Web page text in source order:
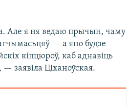
Але я ня ведаю прычын, чаму
— а яно будзе —
кіпцюроў, каб аднавіць
заявіла Ціханоўская.